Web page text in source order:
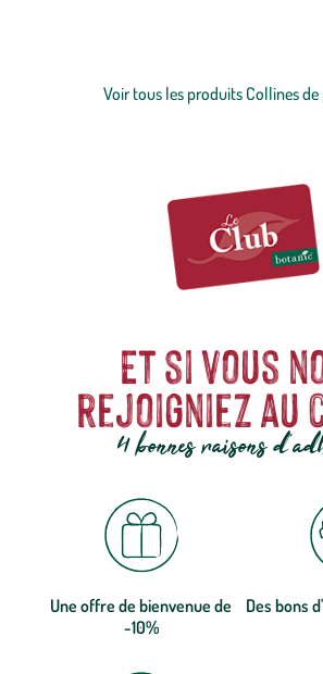
plutôt des modèles colorés ou encore des
Voir tous les produits Collines
Et si vous
rejoigniez au
4 bonnes raisons
Une offre de bienvenue de
-10%
Des bons